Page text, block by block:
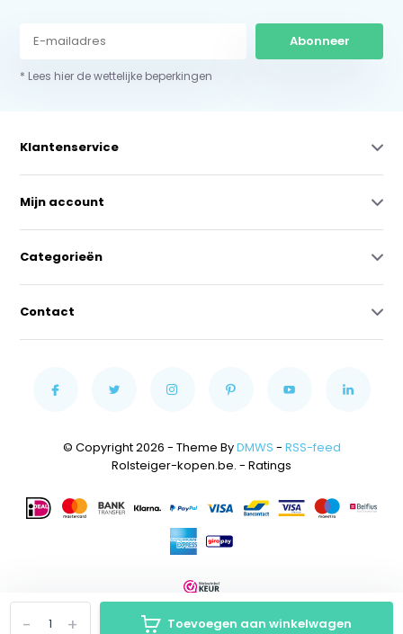
+
- Toevoegen aan winkelwagen
Abonneer
* Lees hier de wettelijke beperkingen
Klantenservice
Mijn account
Categorieën
Contact
© Copyright 2026 - Theme ByDMWS - RSS-feed
Rolsteiger-kopen.be. - Ratings